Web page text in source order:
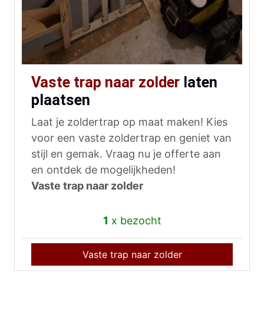
Vaste trap naar zolder laten
plaatsen
Laat je zoldertrap op maat maken! Kies
voor een vaste zoldertrap en geniet van
stijl en gemak. Vraag nu je offerte aan
en ontdek de mogelijkheden!
Vaste trap naar zolder
1 x bezocht
Vaste trap naar zolder